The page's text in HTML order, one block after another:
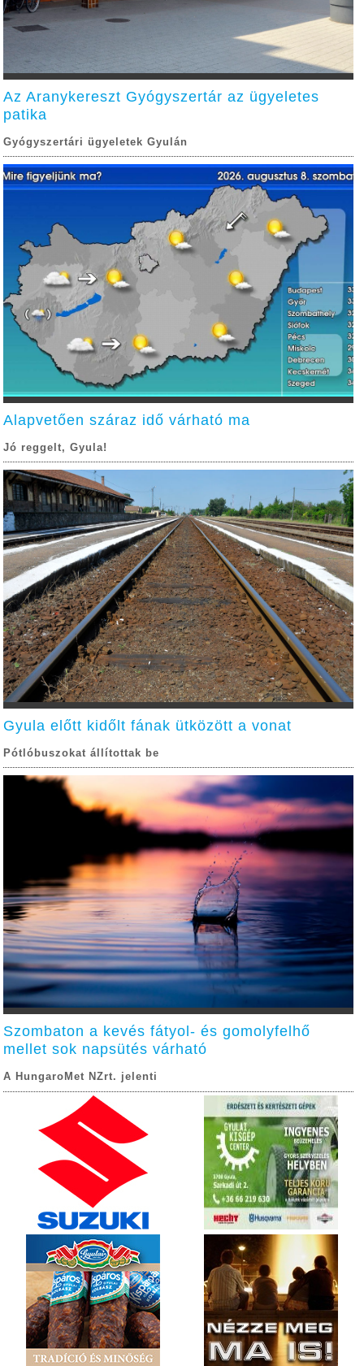
Az Aranykereszt Gyógyszertár az ügyeletes
patika
Gyógyszertári ügyeletek Gyulán
Alapvetően száraz idő várható ma
Jó reggelt, Gyula!
Gyula előtt kidőlt fának ütközött a vonat
Pótlóbuszokat állítottak be
Szombaton a kevés fátyol- és gomolyfelhő
mellet sok napsütés várható
A HungaroMet NZrt. jelenti